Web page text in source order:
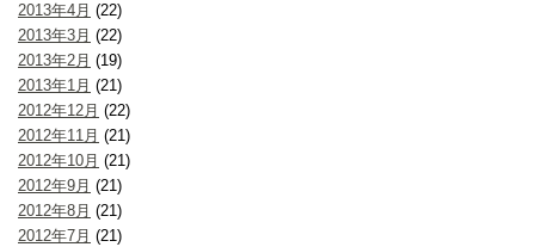
2013年4月 (22)
2013年3月 (22)
2013年2月 (19)
2013年1月 (21)
2012年12月 (22)
2012年11月 (21)
2012年10月 (21)
2012年9月 (21)
2012年8月 (21)
2012年7月 (21)